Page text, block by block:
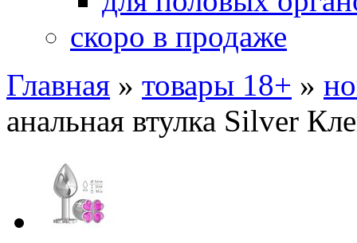
скоро в продаже
Главная » товары 18+ »
анальная втулка Silver